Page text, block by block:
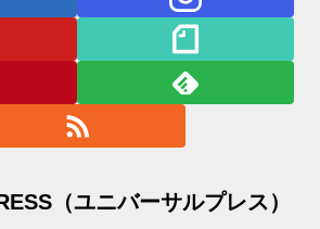
（ユニバーサルプレス）